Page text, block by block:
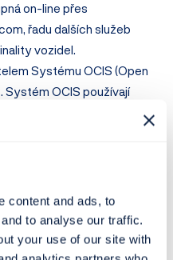
content and ads, to
to analyse our traffic.
your use of our site with
on-line přes
řadu dalších služeb
vozidel.
Systému OCIS (Open
Systém OCIS používají
jako nástroj pro výměnu
majitelům. Od roku
certifikátu jakosti